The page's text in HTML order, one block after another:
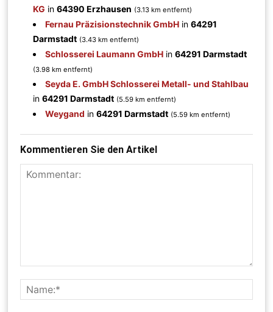
KG in64390 Erzhausen (3.13 km entfernt)
Fernau Präzisionstechnik GmbH in64291
Darmstadt (3.43 km entfernt)
Schlosserei Laumann GmbH in64291 Darmstadt
(3.98 km entfernt)
Seyda E. GmbH Schlosserei Metall- und Stahlbau
in64291 Darmstadt (5.59 km entfernt)
Weygand in64291 Darmstadt (5.59 km entfernt)
Kommentieren Sie den Artikel